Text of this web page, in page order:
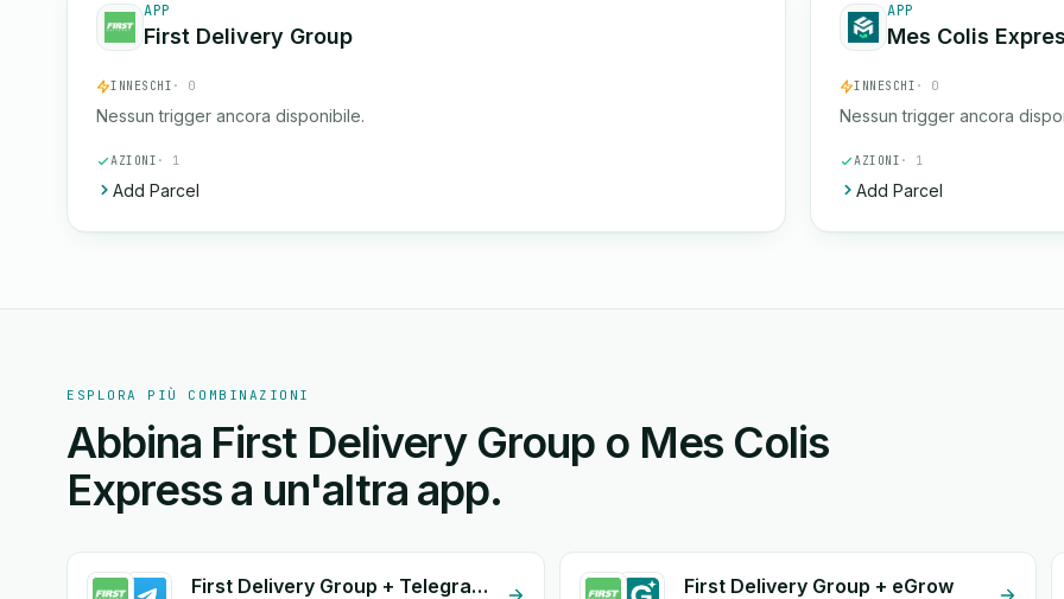
APP
First Delivery Group
INNESCHI · 0
Nessun trigger ancora disponibile.
AZIONI · 1
Add Parcel
APP
Mes Colis
INNESCHI · 0
Nessun trigger ancora
AZIONI · 1
Add Parcel
ESPLORA PIÙ COMBINAZIONI
Abbina First Delivery Group o Mes Colis
Express a un'altra app.
First Delivery Group + Telegram Bot First Delivery Group + eGrow